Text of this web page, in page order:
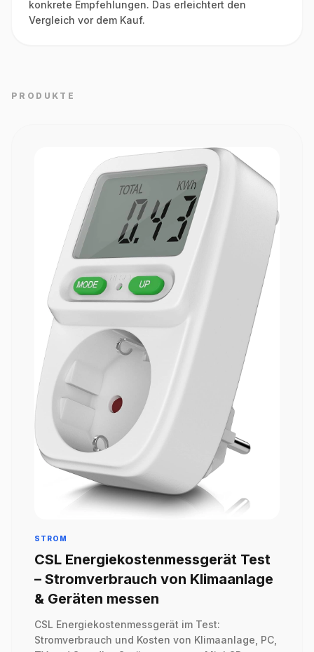
konkrete Empfehlungen. Das erleichtert den
Vergleich vor dem Kauf.
PRODUKTE
STROM
CSL Energiekostenmessgerät Test
– Stromverbrauch von Klimaanlage
& Geräten messen
CSL Energiekostenmessgerät im Test:
Stromverbrauch und Kosten von Klimaanlage, PC,